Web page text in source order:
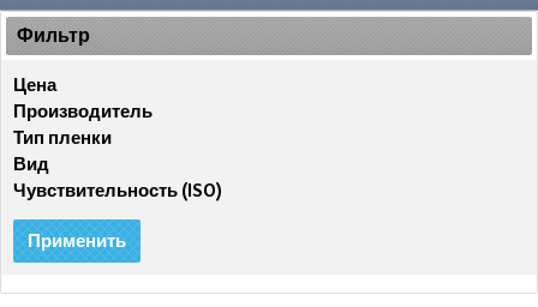
Фильтр
Цена
Производитель
Тип пленки
Вид
Чувствительность (ISO)
Применить